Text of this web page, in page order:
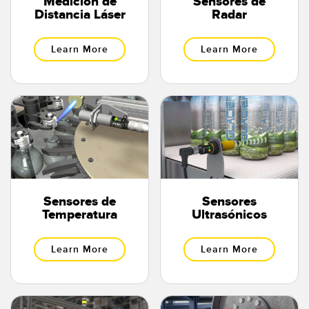
SOFTWARE
Banner Measurement Sensor Software
TECNOLOGÍA
Sensors with IO-Link
Distancia Láser
Learn More
Radar
Learn More
Sensores de
Temperatura
Learn More
Sensores
Ultrasónicos
Learn More